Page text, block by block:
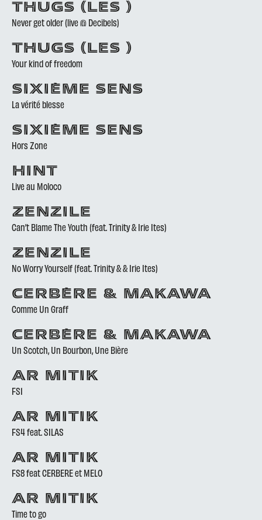
THUGS (LES )
Never get older (live @ Decibels)
THUGS (LES )
Your kind of freedom
SIXIÈME SENS
La vérité blesse
SIXIÈME SENS
Hors Zone
HINT
Live au Moloco
ZENZILE
Can’t Blame The Youth (feat. Trinity & Irie Ites)
ZENZILE
No Worry Yourself (feat. Trinity & & Irie Ites)
CERBÈRE & MAKAWA
Comme Un Graff
CERBÈRE & MAKAWA
Un Scotch, Un Bourbon, Une Bière
AR MITIK
FS1
AR MITIK
FS4 feat. SILAS
AR MITIK
FS8 feat CERBERE et MELO
AR MITIK
Time to go